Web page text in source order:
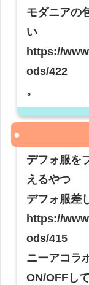
モダニアの
い
https://
ods/422
。
デフォ服を
えるやつ
デフォ服差
https://
ods/415
ニーアコラ
ON/OFFし